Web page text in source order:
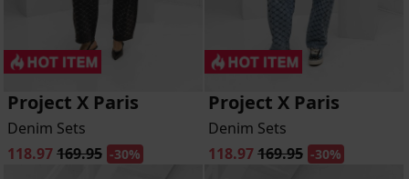
Project X Paris
Denim Sets
118.97169.95 -30%
Project X Paris
Denim Sets
118.97169.95 -30%